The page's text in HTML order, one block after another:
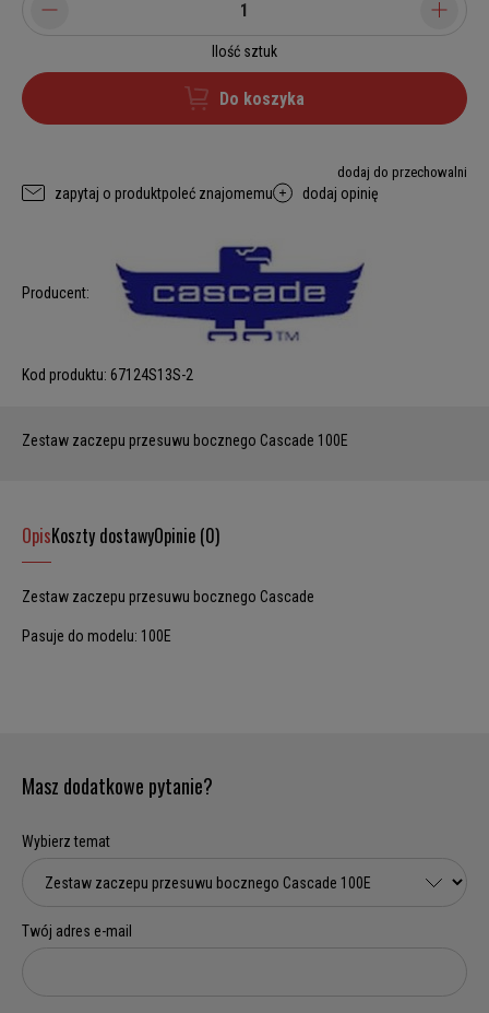
Ilość sztuk
Do koszyka
dodaj do przechowalni
zapytaj o produktpoleć znajomemu dodaj opinię
Producent:
Kod produktu: 67124S13S-2
Zestaw zaczepu przesuwu bocznego Cascade 100E
OpisKoszty dostawyOpinie (0)
Zestaw zaczepu przesuwu bocznego Cascade
Pasuje do modelu: 100E
Masz dodatkowe pytanie?